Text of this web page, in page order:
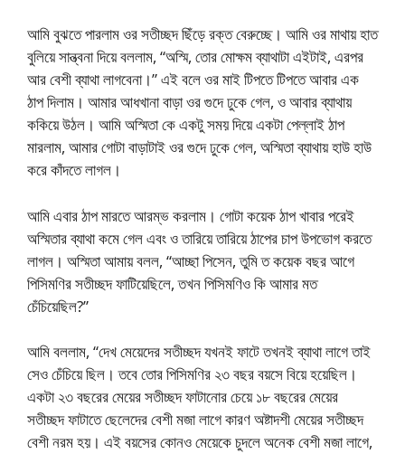
আমি বুঝতে পারলাম ওর সতীচ্ছদ ছিঁড়ে রক্ত বেরুচ্ছে। আমি ওর মাথায় হাত
বুলিয়ে সান্ত্বনা দিয়ে বললাম, “অস্মি, তোর মোক্ষম ব্যাথাটা এইটাই, এরপর
আর বেশী ব্যাথা লাগবেনা।” এই বলে ওর মাই টিপতে টিপতে আবার এক
ঠাপ দিলাম। আমার আধখানা বাড়া ওর গুদে ঢুকে গেল, ও আবার ব্যাথায়
ককিয়ে উঠল। আমি অস্মিতা কে একটু সময় দিয়ে একটা পেল্লাই ঠাপ
মারলাম, আমার গোটা বাড়াটাই ওর গুদে ঢুকে গেল, অস্মিতা ব্যাথায় হাউ হাউ
করে কাঁদতে লাগল।
আমি এবার ঠাপ মারতে আরম্ভ করলাম। গোটা কয়েক ঠাপ খাবার পরেই
অস্মিতার ব্যাথা কমে গেল এবং ও তারিয়ে তারিয়ে ঠাপের চাপ উপভোগ করতে
লাগল। অস্মিতা আমায় বলল, “আচ্ছা পিসেন, তুমি ত কয়েক বছর আগে
পিসিমণির সতীচ্ছদ ফাটিয়েছিলে, তখন পিসিমণিও কি আমার মত
চেঁচিয়েছিল?”
আমি বললাম, “দেখ মেয়েদের সতীচ্ছদ যখনই ফাটে তখনই ব্যাথা লাগে তাই
সেও চেঁচিয়ে ছিল। তবে তোর পিসিমণির ২৩ বছর বয়সে বিয়ে হয়েছিল।
একটা ২৩ বছরের মেয়ের সতীচ্ছদ ফাটানোর চেয়ে ১৮ বছরের মেয়ের
সতীচ্ছদ ফাটাতে ছেলেদের বেশী মজা লাগে কারণ অষ্টাদশী মেয়ের সতীচ্ছদ
বেশী নরম হয়। এই বয়সের কোনও মেয়েকে চুদলে অনেক বেশী মজা লাগে,